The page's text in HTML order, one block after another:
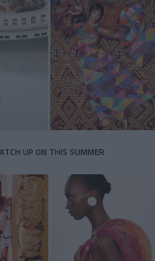
UP ON THIS SUMMER